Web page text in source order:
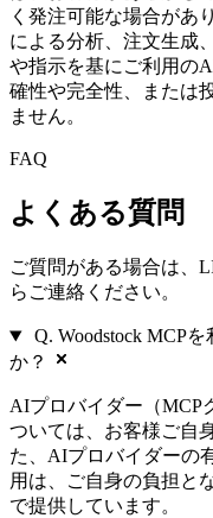
く発注可能な場合があ
による分析、注文生成
や指示を基にご利用の
確性や完全性、または
ません。
FAQ
よくある質問
ご質問がある場合は、
らご連絡ください。
Q. Woodstock MCP
か？
AIプロバイダー（MCP
ついては、お客様ご自
た、AIプロバイダーの
用は、ご自身の負担と
で提供しています。